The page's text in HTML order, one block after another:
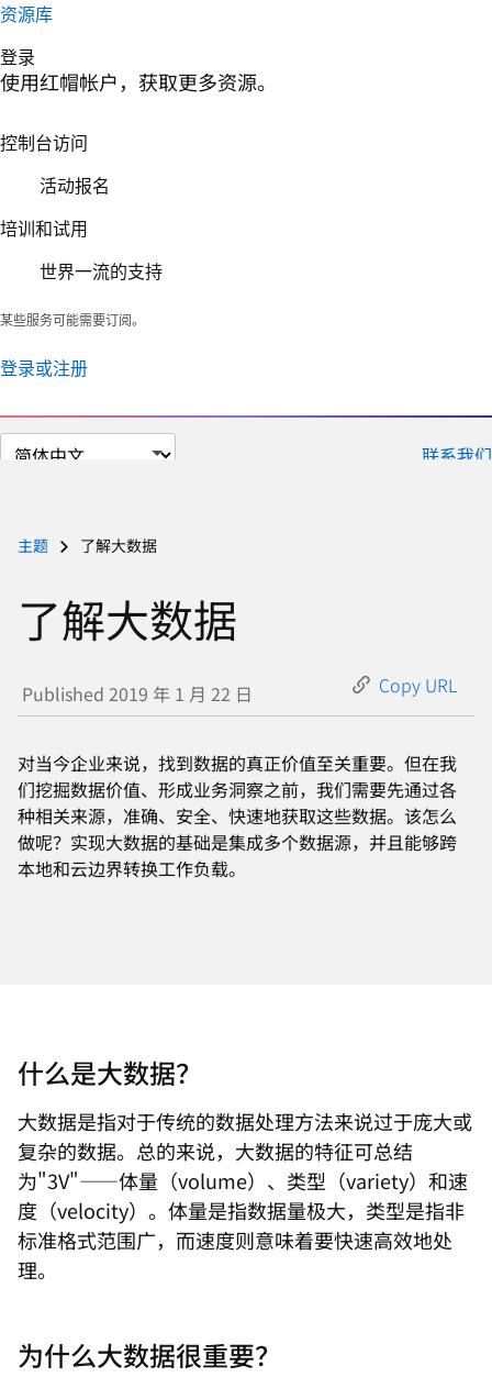
资源库
登录
使用红帽帐户，获取更多资源。
控制台访问
活动报名
培训和试用
世界一流的支持
某些服务可能需要订阅。
登录或注册
切
联系我们
主题 了解大数据
了解大数据
Published 2019 年 1 月 22 日 Copy URL
对当今企业来说，找到数据的真正价值至关重要。但在我
们挖掘数据价值、形成业务洞察之前，我们需要先通过各
种相关来源，准确、安全、快速地获取这些数据。该怎么
做呢？实现大数据的基础是集成多个数据源，并且能够跨
本地和云边界转换工作负载。
什么是大数据？
大数据是指对于传统的数据处理方法来说过于庞大或
复杂的数据。总的来说，大数据的特征可总结
为"3V"——体量（volume）、类型（variety）和速
度（velocity）。体量是指数据量极大，类型是指非
标准格式范围广，而速度则意味着要快速高效地处
理。
为什么大数据很重要？